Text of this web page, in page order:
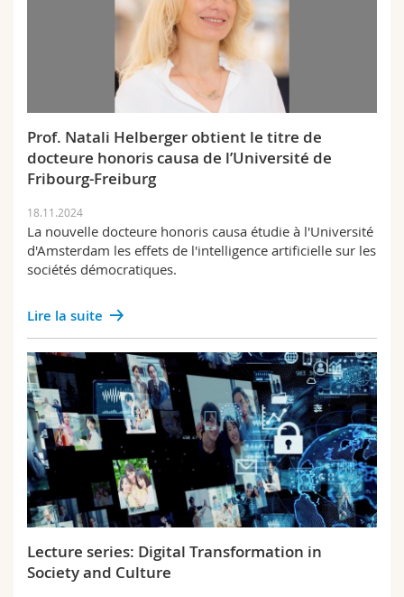
Prof. Natali Helberger obtient le titre de
docteure honoris causa de l’Université de
Fribourg-Freiburg
18.11.2024
La nouvelle docteure honoris causa étudie à l'Université
d'Amsterdam les effets de l'intelligence artificielle sur les
sociétés démocratiques.
Lire la suite
Lecture series: Digital Transformation in
Society and Culture